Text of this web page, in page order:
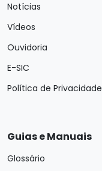
Notícias
Vídeos
Ouvidoria
E-SIC
Política de Privacidade
Guias e Manuais
Glossário